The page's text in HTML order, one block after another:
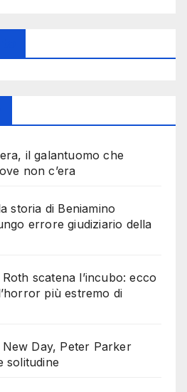
il galantuomo che
non c’era
storia di Beniamino
errore giudiziario della
scatena l’incubo: ecco
più estremo di
Day, Peter Parker
solitudine